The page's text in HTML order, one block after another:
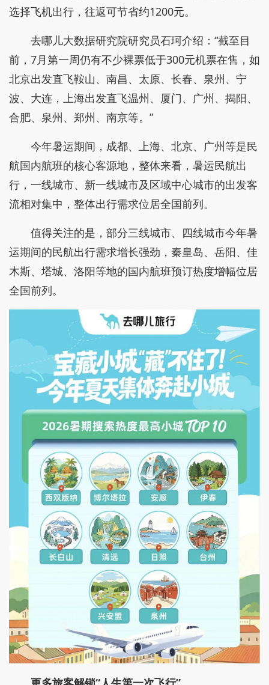
选择飞机出行，往返可节省约1200元。
去哪儿大数据研究院研究员石珂介绍：“截至目
前，7月第一周仍有不少裸票低于300元机票在售，如
北京出发直飞鞍山、南昌、太原、长春、泉州、宁
波、大连，上海出发直飞温州、厦门、广州、揭阳、
合肥、泉州、郑州、南京等。”
今年暑运期间，成都、上海、北京、广州等是民
航国内航班的核心客源地，整体来看，暑运民航出
行，一线城市、新一线城市及区域中心城市的出发客
流相对集中，整体出行需求位居全国前列。
值得关注的是，部分三线城市、四线城市今年暑
运期间的民航出行需求增长强劲，秦皇岛、岳阳、佳
木斯、塔城、洛阳等地的国内航班预订热度增幅位居
全国前列。